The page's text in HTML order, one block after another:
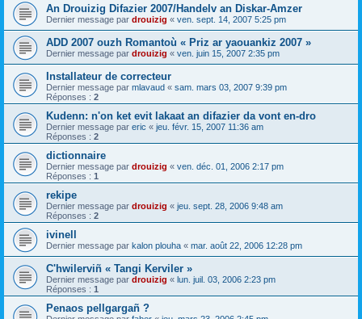
An Drouizig Difazier 2007/Handelv an Diskar-Amzer
Dernier message par drouizig « ven. sept. 14, 2007 5:25 pm
ADD 2007 ouzh Romantoù « Priz ar yaouankiz 2007 »
Dernier message par drouizig « ven. juin 15, 2007 2:35 pm
Installateur de correcteur
Dernier message par mlavaud « sam. mars 03, 2007 9:39 pm
Réponses : 2
Kudenn: n'on ket evit lakaat an difazier da vont en-dro
Dernier message par eric « jeu. févr. 15, 2007 11:36 am
Réponses : 2
dictionnaire
Dernier message par drouizig « ven. déc. 01, 2006 2:17 pm
Réponses : 1
rekipe
Dernier message par drouizig « jeu. sept. 28, 2006 9:48 am
Réponses : 2
ivinell
Dernier message par kalon plouha « mar. août 22, 2006 12:28 pm
C'hwilerviñ « Tangi Kerviler »
Dernier message par drouizig « lun. juil. 03, 2006 2:23 pm
Réponses : 1
Penaos pellgargañ ?